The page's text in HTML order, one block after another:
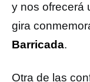
y nos ofrecerá
gira
Barricada.
Otra de las